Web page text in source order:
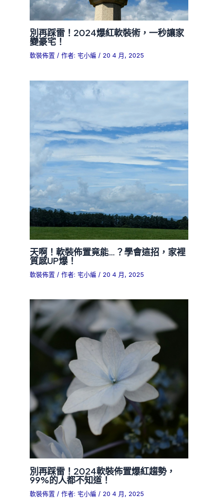
別再踩雷！2024爆紅軟裝術，一秒讓家
變豪宅！
軟裝佈置 / 作者: 宅小編/ 20 4 月, 2025
天啊！軟裝佈置竟能…？學會這招，家裡
質感UP爆！
軟裝佈置 / 作者: 宅小編/ 20 4 月, 2025
別再踩雷！2024軟裝佈置爆紅趨勢，
99%的人都不知道！
軟裝佈置 / 作者: 宅小編 / 20 4 月, 2025